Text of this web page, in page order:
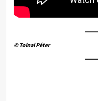
© Tolnai Péter